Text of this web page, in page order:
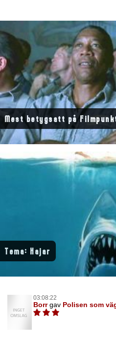
Mest betygsatt på
Tema: Hajar
03:08:22
Borrgav Polisen som